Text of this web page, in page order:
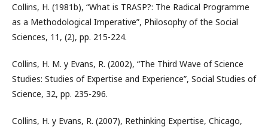
Collins, H. (1981b), “What is TRASP?: The Radical Programme
as a Methodological Imperative”, Philosophy of the Social
Sciences, 11, (2), pp. 215-224.
Collins, H. M. y Evans, R. (2002), “The Third Wave of Science
Studies: Studies of Expertise and Experience”, Social Studies of
Science, 32, pp. 235-296.
Collins, H. y Evans, R. (2007), Rethinking Expertise, Chicago,